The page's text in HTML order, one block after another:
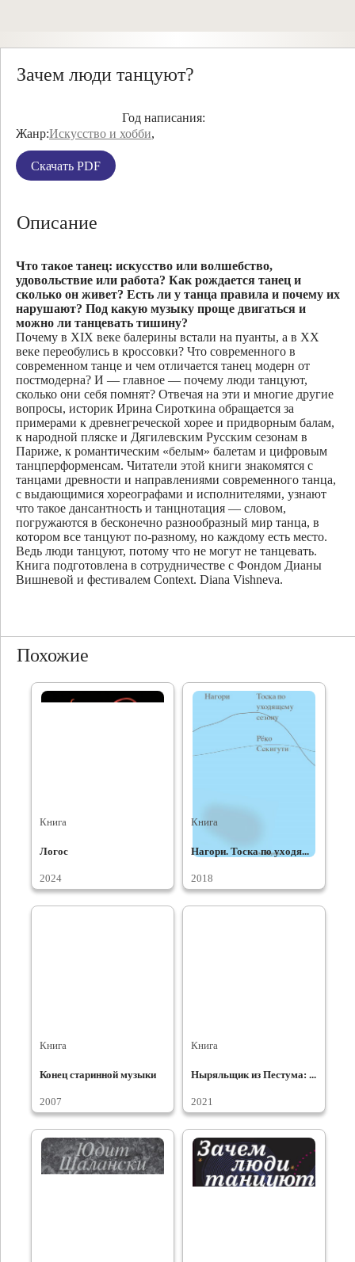
Зачем люди танцуют?
Год написания:
Жанр:Искусство и хобби,
Скачать PDF
Описание
Что такое танец: искусство или волшебство,
удовольствие или работа? Как рождается танец и
сколько он живет? Есть ли у танца правила и почему их
нарушают? Под какую музыку проще двигаться и
можно ли танцевать тишину?
Почему в XIX веке балерины встали на пуанты, а в XX
веке переобулись в кроссовки? Что современного в
современном танце и чем отличается танец модерн от
постмодерна? И — главное — почему люди танцуют,
сколько они себя помнят? Отвечая на эти и многие другие
вопросы, историк Ирина Сироткина обращается за
примерами к древнегреческой хорее и придворным балам,
к народной пляске и Дягилевским Русским сезонам в
Париже, к романтическим «белым» балетам и цифровым
танцперформенсам. Читатели этой книги знакомятся с
танцами древности и направлениями современного танца,
с выдающимися хореографами и исполнителями, узнают
что такое дансантность и танцнотация — словом,
погружаются в бесконечно разнообразный мир танца, в
котором все танцуют по-разному, но каждому есть место.
Ведь люди танцуют, потому что не могут не танцевать.
Книга подготовлена в сотрудничестве с Фондом Дианы
Вишневой и фестивалем Context. Diana Vishneva.
Похожие
Книга
Логос
2024
Книга
Нагори. Тоска по уходя...
2018
Книга
Конец старинной музыки
2007
Книга
Ныряльщик из Пестума: ...
2021